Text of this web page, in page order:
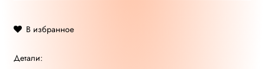
В избранное
Детали: